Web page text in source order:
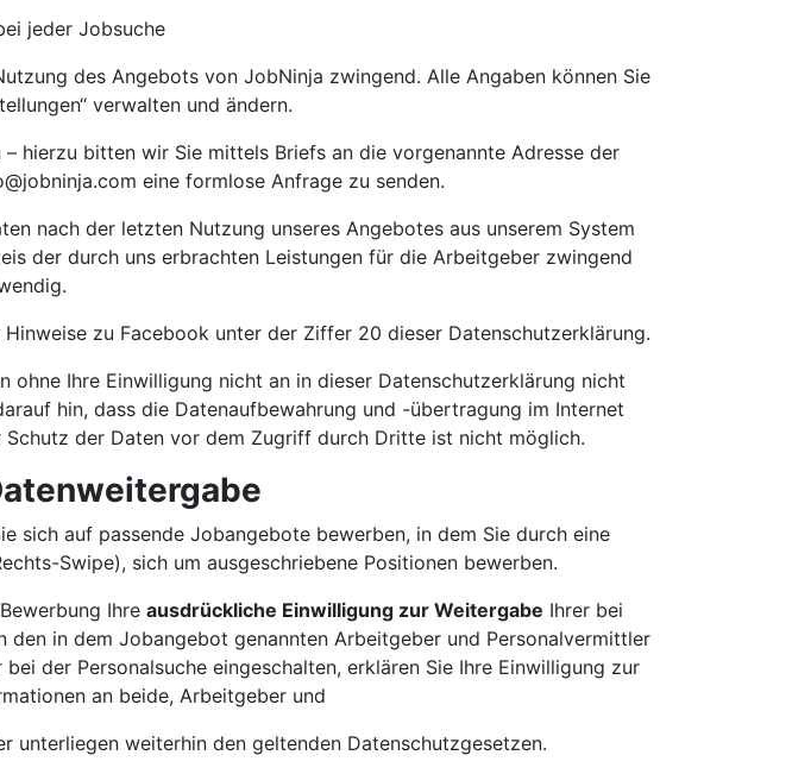
jeder Jobsuche
des Angebots von JobNinja zwingend. Alle Angaben können Sie
verwalten und ändern.
hierzu bitten wir Sie mittels Briefs an die vorgenannte Adresse der
eine formlose Anfrage zu senden.
nach der letzten Nutzung unseres Angebotes aus unserem System
der durch uns erbrachten Leistungen für die Arbeitgeber zwingend
zu Facebook unter der Ziffer 20 dieser Datenschutzerklärung.
Ihre Einwilligung nicht an in dieser Datenschutzerklärung nicht
hin, dass die Datenaufbewahrung und -übertragung im Internet
der Daten vor dem Zugriff durch Dritte ist nicht möglich.
sich auf passende Jobangebote bewerben, in dem Sie durch eine
Swipe), sich um ausgeschriebene Positionen bewerben.
Ihre ausdrückliche Einwilligung zur Weitergabe Ihrer bei
in dem Jobangebot genannten Arbeitgeber und Personalvermittler
der Personalsuche eingeschalten, erklären Sie Ihre Einwilligung zur
an beide, Arbeitgeber und
unterliegen weiterhin den geltenden Datenschutzgesetzen.